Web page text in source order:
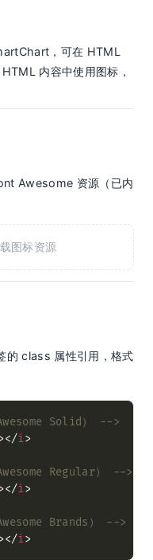
，可在 HTML
内容中使用图标，
Awesome 资源（已内
图标资源
的 class 属性引用，格式
Solid） -->
i
Regular） -->
i
Brands） -->
i